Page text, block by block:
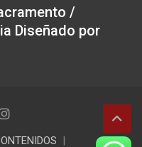
/
Diseñado por